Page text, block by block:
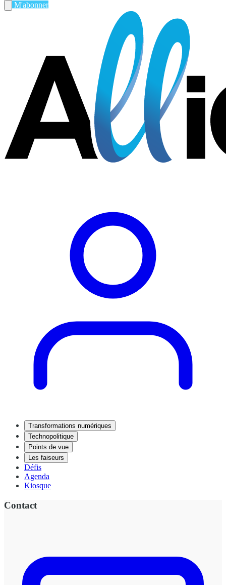
M'abonner
Transformations numériques
Technopolitique
Points de vue
Les faiseurs
Défis
Agenda
Kiosque
Contact